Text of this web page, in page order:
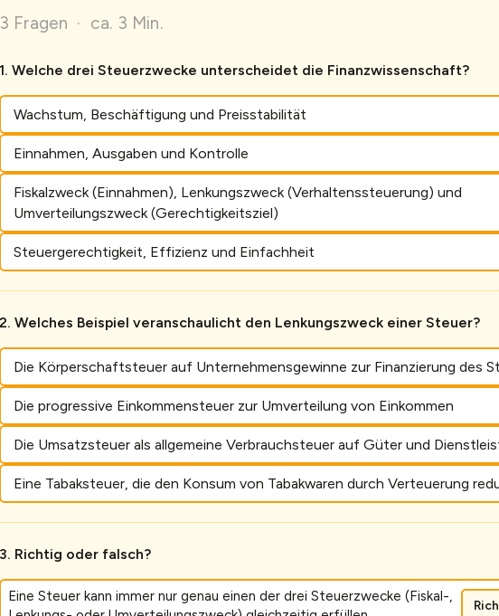
3 Fragen · ca. 3 Min.
Welche drei Steuerzwecke unterscheidet die Finanzwissenschaft?
Wachstum, Beschäftigung und Preisstabilität
Einnahmen, Ausgaben und Kontrolle
Fiskalzweck (Einnahmen), Lenkungszweck (Verhaltenssteuerung) und
Umverteilungszweck (Gerechtigkeitsziel)
Steuergerechtigkeit, Effizienz und Einfachheit
Welches Beispiel veranschaulicht den Lenkungszweck einer Steuer?
Die Körperschaftsteuer auf Unternehmensgewinne zur Finanzierung des
Die progressive Einkommensteuer zur Umverteilung von Einkommen
Die Umsatzsteuer als allgemeine Verbrauchsteuer auf Güter und
Eine Tabaksteuer, die den Konsum von Tabakwaren durch Verteuerung
Richtig oder falsch?
Eine Steuer kann immer nur genau einen der drei Steuerzwecke (Fiskal-,